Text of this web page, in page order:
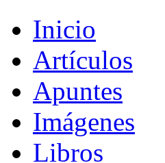
Inicio
Artículos
Apuntes
Imágenes
Libros